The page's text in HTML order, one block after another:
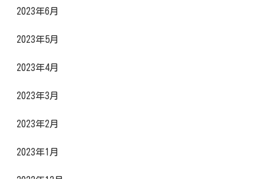
2023年6月
2023年5月
2023年4月
2023年3月
2023年2月
2023年1月